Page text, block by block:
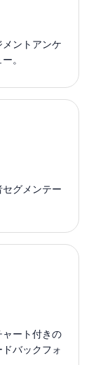
ントアンケ
。
グメンテー
ート付きの
バックフォ